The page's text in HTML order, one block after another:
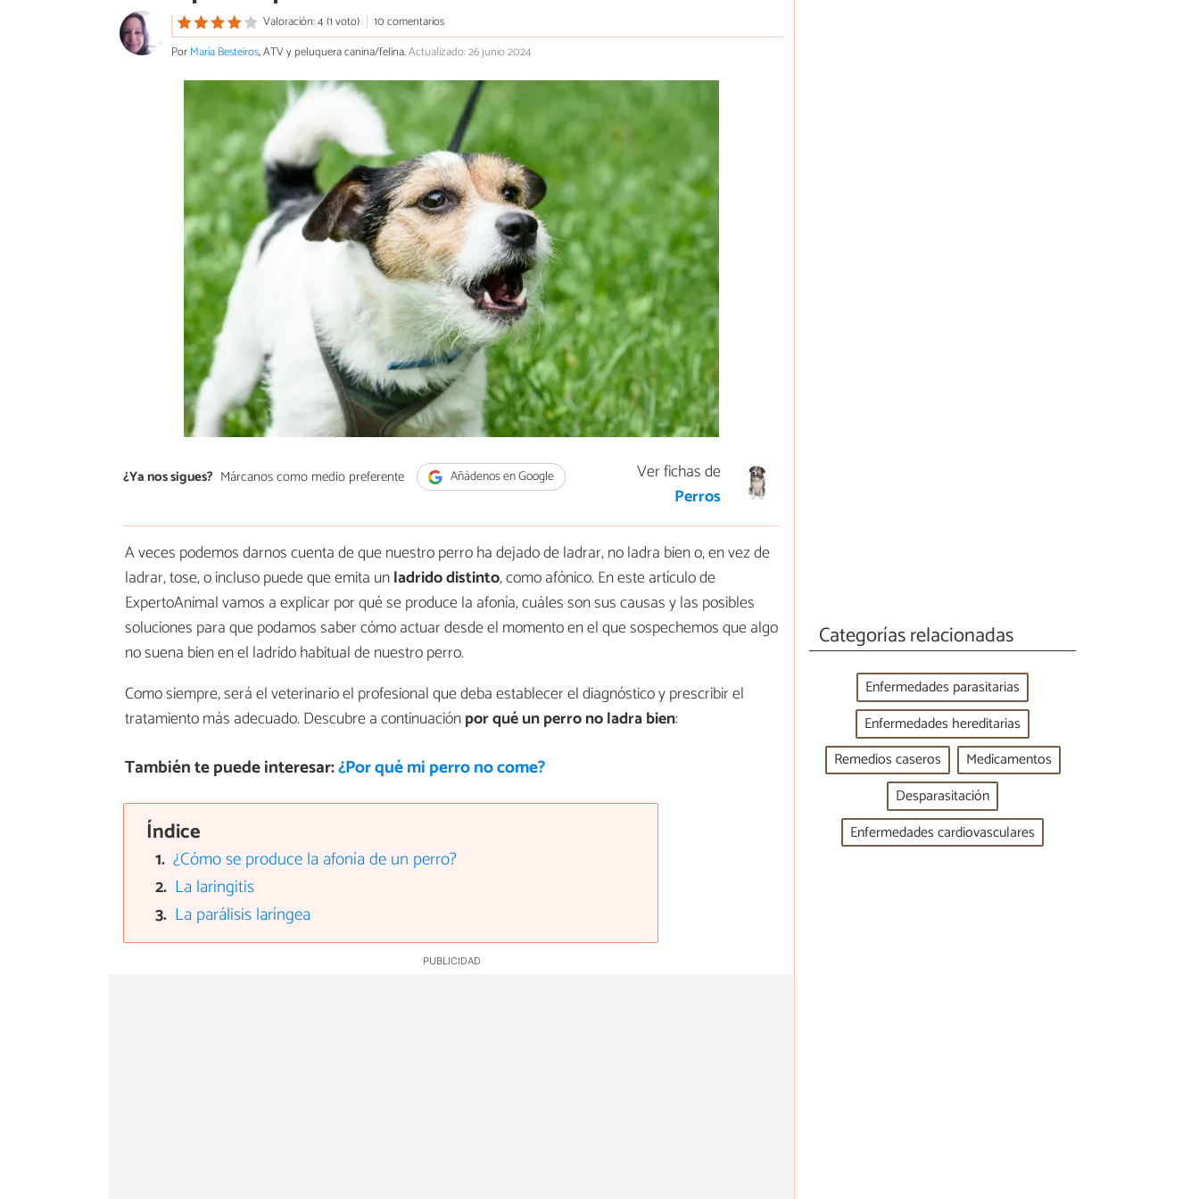
Valoración: 4 (1 voto)
10 comentarios
PorMaría Besteiros, ATV y peluquera canina/felina.Actualizado: 26 junio 2024
¿Ya nos sigues? Márcanos como medio preferente Añádenos en Google
Ver fichas de
Perros
A veces podemos darnos cuenta de que nuestro perro ha dejado de ladrar, no ladra bien o, en vez de
ladrar, tose, o incluso puede que emita unladrido distinto, como afónico. En este artículo de
ExpertoAnimal vamos a explicar por qué se produce la afonía, cuáles son sus causas y las posibles
soluciones para que podamos saber cómo actuar desde el momento en el que sospechemos que algo
no suena bien en el ladrido habitual de nuestro perro.
Como siempre, será el veterinario el profesional que deba establecer el diagnóstico y prescribir el
tratamiento más adecuado. Descubre a continuaciónpor qué un perro no ladra bien:
También te puede interesar:¿Por qué mi perro no come?
Índice
¿Cómo se produce la afonía de un perro?
La laringitis
La parálisis laríngea
Categorías relacionadas
Enfermedades parasitarias
Enfermedades hereditarias
Remedios caseros
Medicamentos
Desparasitación
Enfermedades cardiovasculares